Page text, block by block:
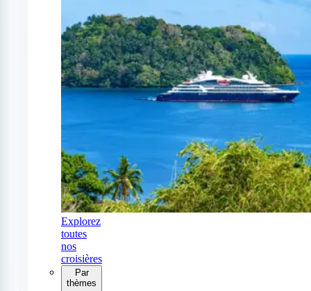
Explorez
toutes
nos
croisières
Par
thèmes